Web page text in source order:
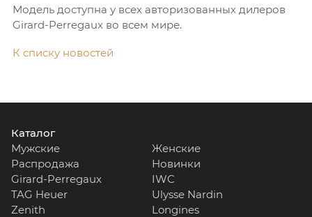
Модель доступна у всех авторизованных дилеров
Girard-Perregaux во всем мире.
К списку новостей
Каталог
Мужские
Женские
Распродажа
Новинки
Girard-Perregaux
IWC
TAG Heuer
Ulysse Nardin
Zenith
Longines